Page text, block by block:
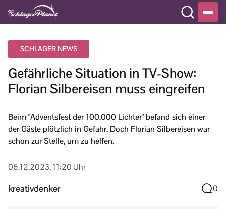
SCHLAGER NEWS
Gefährliche Situation in TV-Show:
Florian Silbereisen muss eingreifen
Beim "Adventsfest der 100.000 Lichter" befand sich einer
der Gäste plötzlich in Gefahr. Doch Florian Silbereisen war
schon zur Stelle, um zu helfen.
06.12.2023, 11:20 Uhr
kreativdenker 0